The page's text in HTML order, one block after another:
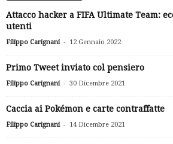
Attacco hacker a FIFA Ultimate Team:
utenti
Filippo Carignani - 12 Gennaio 2022
Primo Tweet inviato col pensiero
Filippo Carignani - 30 Dicembre 2021
Caccia ai Pokémon e carte contraffatte
Filippo Carignani - 14 Dicembre 2021